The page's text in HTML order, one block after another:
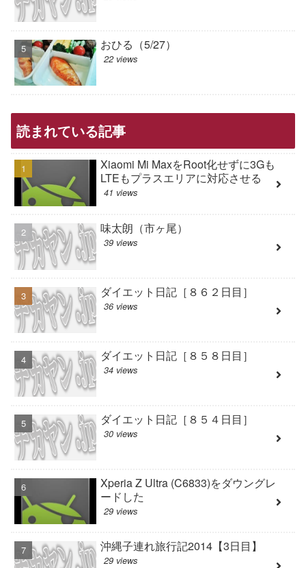
おひる（5/27）
22 views
読まれている記事
Xiaomi Mi MaxをRoot化せずに3Gも
LTEもプラスエリアに対応させる
41 views
味太朗（市ヶ尾）
39 views
ダイエット日記［８６２日目］
36 views
ダイエット日記［８５８日目］
34 views
ダイエット日記［８５４日目］
30 views
Xperia Z Ultra (C6833)をダウングレ
ードした
29 views
沖縄子連れ旅行記2014【3日目】
29 views